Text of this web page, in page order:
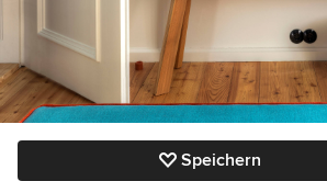
Speichern